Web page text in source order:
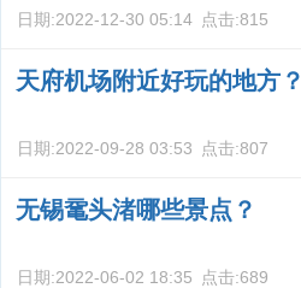
日期:2022-12-30 05:14 点击:815
天府机场附近好玩的地方？
日期:2022-09-28 03:53 点击:807
无锡鼋头渚哪些景点？
日期:2022-06-02 18:35 点击:689